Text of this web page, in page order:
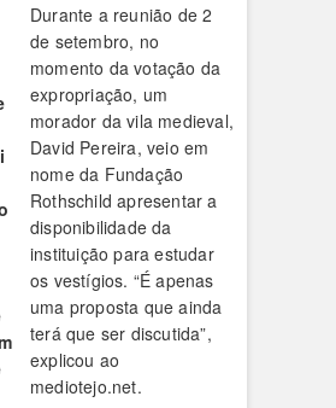
Durante a reunião de 2
de setembro, no
momento da votação da
expropriação, um
morador da vila medieval,
David Pereira, veio em
nome da Fundação
Rothschild apresentar a
disponibilidade da
instituição para estudar
os vestígios. “É apenas
uma proposta que ainda
terá que ser discutida”,
explicou ao
mediotejo.net.